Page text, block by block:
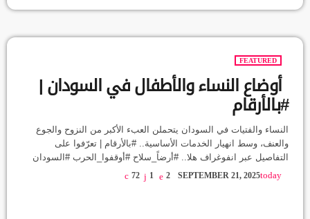
FEATURED
أوضاع النساء والأطفال في السودان |
#بالأرقام
النساء والفتيات في السودان يتحملن العبء الأكبر من النزوح والجوع
والعنف، وسط انهيار الخدمات الأساسية.. #بالأرقام | تعرّفوا على
التفاصيل عبر انفوغراف هلا.. #أرضاً_سلاح #أوقفوا_الحرب #السودان
#كردفان #دارفور #الفاشر #منصة_هلا_الإعلامية #هلا96
today
SEPTEMBER 21, 2025
72 1 2